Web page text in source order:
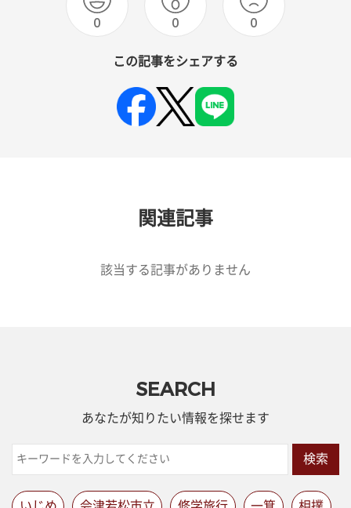
0 0 0
この記事をシェアする
関連記事
該当する記事がありません
SEARCH
あなたが知りたい情報を探せます
検索